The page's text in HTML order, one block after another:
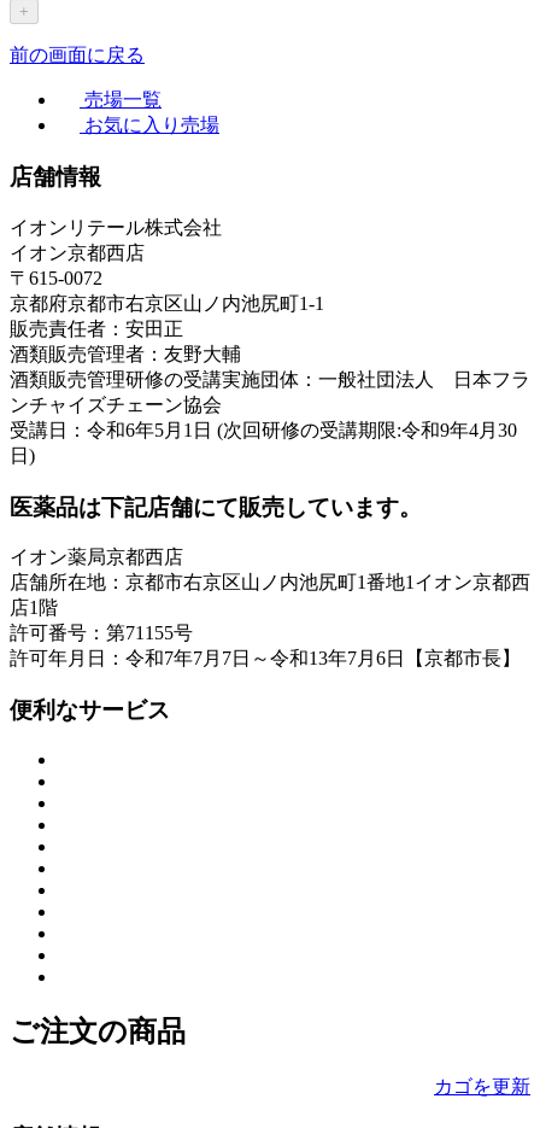
+
前の画面に戻る
売場一覧
お気に入り売場
店舗情報
イオンリテール株式会社
イオン京都西店
〒615-0072
京都府京都市右京区山ノ内池尻町1-1
販売責任者：安田正
酒類販売管理者：友野大輔
酒類販売管理研修の受講実施団体：一般社団法人 日本フラ
ンチャイズチェーン協会
受講日：令和6年5月1日 (次回研修の受講期限:令和9年4月30
日)
医薬品は下記店舗にて販売しています。
イオン薬局京都西店
店舗所在地：京都市右京区山ノ内池尻町1番地1イオン京都西
店1階
許可番号：第71155号
許可年月日：令和7年7月7日～令和13年7月6日【京都市長】
便利なサービス
ご注文の商品
カゴを更新